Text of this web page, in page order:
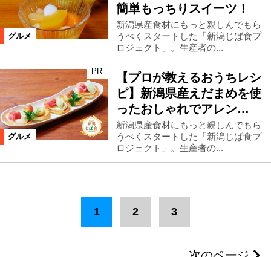
グルメ
簡単もっちりスイーツ！
新潟県産食材にもっと親しんでもら
うべくスタートした「新潟じば食プ
ロジェクト」。生産者の...
グルメ
PR
【プロが教えるおうちレシ
ピ】新潟県産えだまめを使
ったおしゃれでアレン…
新潟県産食材にもっと親しんでもら
うべくスタートした「新潟じば食プ
ロジェクト」。生産者の...
1 2 3